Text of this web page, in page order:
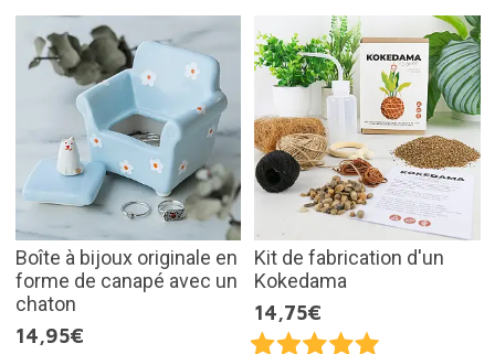
Boîte à bijoux originale en
forme de canapé avec un
chaton
14,95€
Kit de fabrication d'un
Kokedama
14,75€